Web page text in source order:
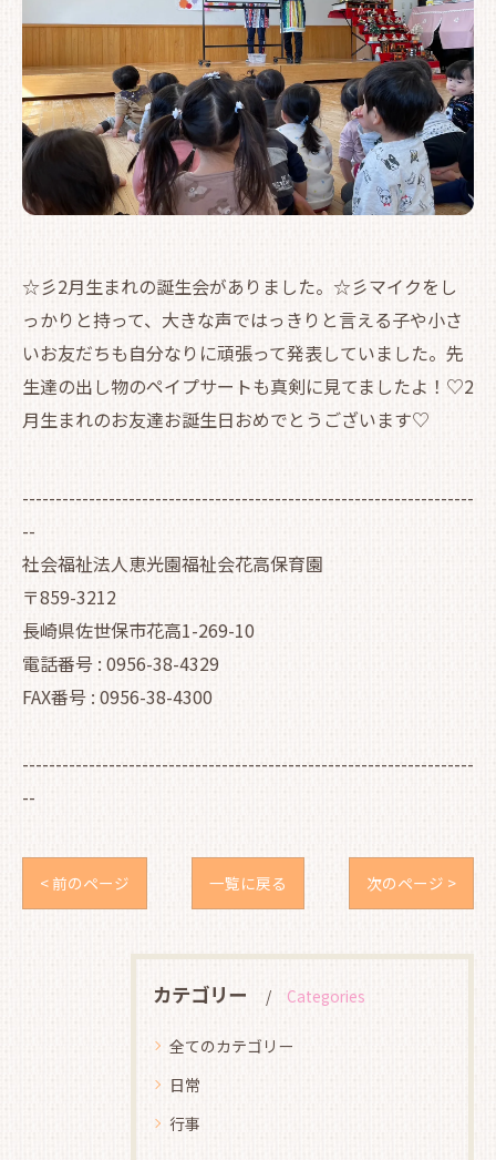
☆彡2月生まれの誕生会がありました。☆彡マイクをし
っかりと持って、大きな声ではっきりと言える子や小さ
いお友だちも自分なりに頑張って発表していました。先
生達の出し物のペイプサートも真剣に見てましたよ！♡2
月生まれのお友達お誕生日おめでとうございます♡
--------------------------------------------------------------------
--
社会福祉法人恵光園福祉会花高保育園
〒859-3212
長崎県佐世保市花高1-269-10
電話番号 : 0956-38-4329
FAX番号 : 0956-38-4300
--------------------------------------------------------------------
--
< 前のページ 一覧に戻る 次のページ >
カテゴリー Categories
全てのカテゴリー
日常
行事